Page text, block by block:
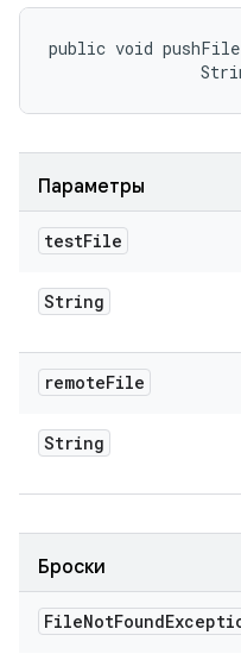
public void
Параметры
testFile
String
remoteFile
String
Броски
FileNotFound